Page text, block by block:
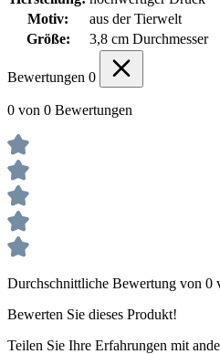
Motiv:
aus der Tierwelt
Größe:
3,8 cm Durchmesser
Bewertungen 0
0 von 0 Bewertungen
Durchschnittliche Bewertung von 0
Bewerten Sie dieses Produkt!
Teilen Sie Ihre Erfahrungen mit